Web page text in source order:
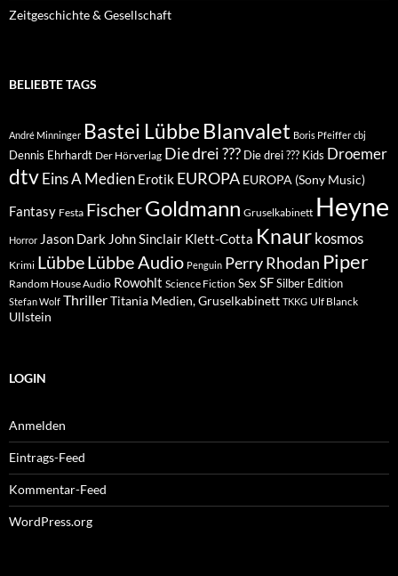
Zeitgeschichte & Gesellschaft
BELIEBTE TAGS
André Minninger Bastei Lübbe Blanvalet Boris Pfeiffer cbj
Dennis Ehrhardt Der Hörverlag Die drei ??? Die drei ??? Kids Droemer
dtvEins A Medien Erotik EUROPA EUROPA (Sony Music)
Fantasy Festa FischerGoldmann Gruselkabinett Heyne
Horror Jason Dark John Sinclair Klett-Cotta Knaur kosmos
Krimi LübbeLübbe Audio Penguin Perry Rhodan Piper
Random House Audio Rowohlt Science Fiction Sex SFSilber Edition
Stefan Wolf ThrillerTitania Medien, Gruselkabinett TKKG Ulf Blanck
Ullstein
LOGIN
Anmelden
Eintrags-Feed
Kommentar-Feed
WordPress.org